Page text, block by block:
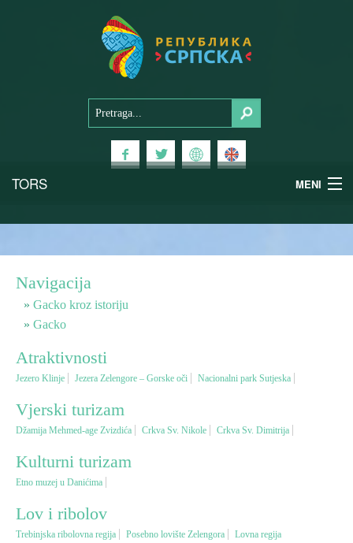
TORS MENI
Planinski turizam
Banjski turizam
Avantura
Eko turizam
Kulturni turizam
Navigacija
Gacko kroz istoriju
Gacko
Atraktivnosti
Jezero Klinje Jezera Zelengore – Gorske oči Nacionalni park Sutjeska
Vjerski turizam
Džamija Mehmed-age Zvizdića Crkva Sv. Nikole Crkva Sv. Dimitrija
Kulturni turizam
Etno muzej u Danićima
Lov i ribolov
Trebinjska ribolovna regija Posebno lovište Zelengora
Lovna regija